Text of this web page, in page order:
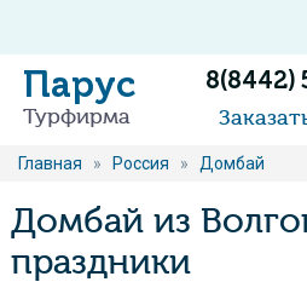
Парус
Турфирма
8(8442)
Главная » Россия » Домбай
Домбай из
праздники